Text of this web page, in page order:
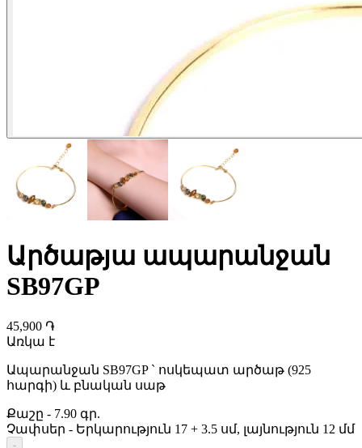
Արծաթյա ապարանջան
SB97GP
45,900 ֏
Առկա է
Ապարանջան SB97GP ` ոսկեպատ արծաթ (925
հարգի) և բնական սաթ
Քաշը - 7.90 գր.
Չափսեր - Երկարություն 17 + 3.5 սմ, լայնություն 12 մմ
-